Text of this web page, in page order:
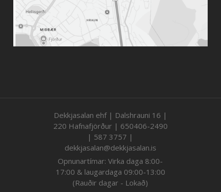
Dekkjasalan ehf | Dalshrauni 16 |
220 Hafnafjörður | 650406-2490
| 587 3757 |
dekkjasalan@dekkjasalan.is
Opnunartímar: Virka daga 8:00-
17:00 & laugardaga 09:00-13:00
(Rauðir dagar - Lokað)